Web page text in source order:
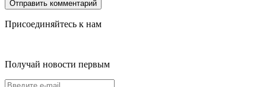
Присоединяйтесь к нам
Получай новости первым